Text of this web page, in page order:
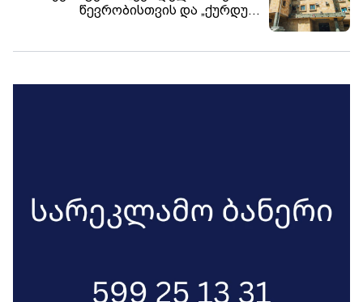
წევრობისთვის და „ქურდული